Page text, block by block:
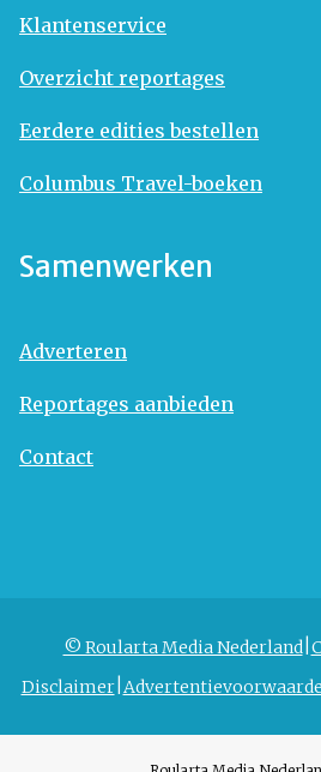
Klantenservice
Overzicht reportages
Eerdere edities bestellen
Columbus Travel-boeken
Samenwerken
Adverteren
Reportages aanbieden
Contact
© Roularta Media Nederland
Disclaimer